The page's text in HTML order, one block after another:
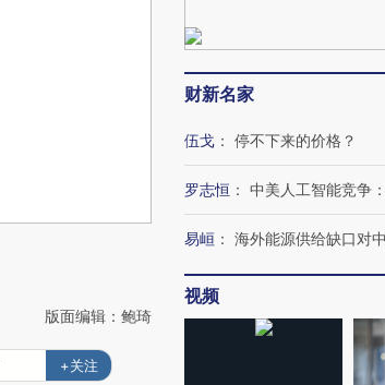
版面编辑：鲍琦
+关注
财新名家
伍戈 ： 停不下来的价格？
罗志恒 ： 中美人工智能竞争
易峘 ： 海外能源供给缺口对
视频